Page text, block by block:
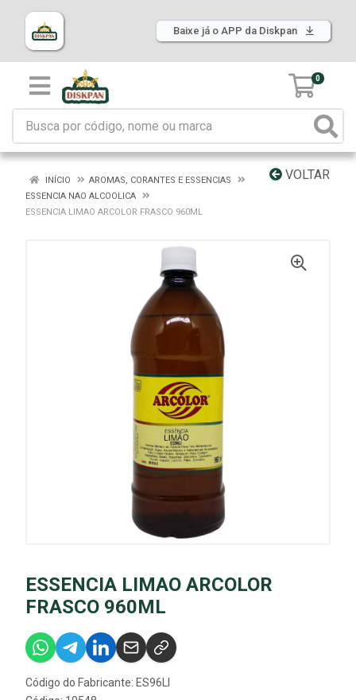
Baixe já o APP da Diskpan
0
VOLTAR
INÍCIO
AROMAS, CORANTES E ESSENCIAS
ESSENCIA NAO ALCOOLICA
ESSENCIA LIMAO ARCOLOR FRASCO 960ML
ESSENCIA LIMAO ARCOLOR
FRASCO 960ML
Código do Fabricante: ES96LI